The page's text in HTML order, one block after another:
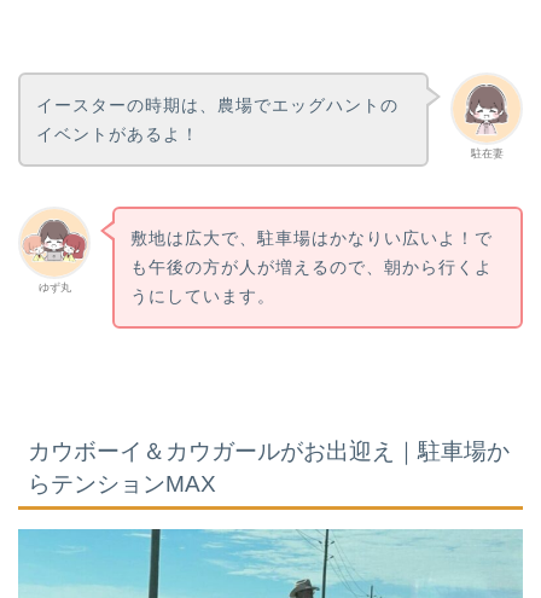
駐在妻
イースターの時期は、農場でエッグハントの
イベントがあるよ！
ゆず丸
敷地は広大で、駐車場はかなりい広いよ！で
も午後の方が人が増えるので、朝から行くよ
うにしています。
カウボーイ＆カウガールがお出迎え｜駐車場か
らテンションMAX